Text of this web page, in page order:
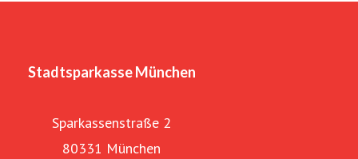
Stadtsparkasse München
Sparkassenstraße 2
80331 München